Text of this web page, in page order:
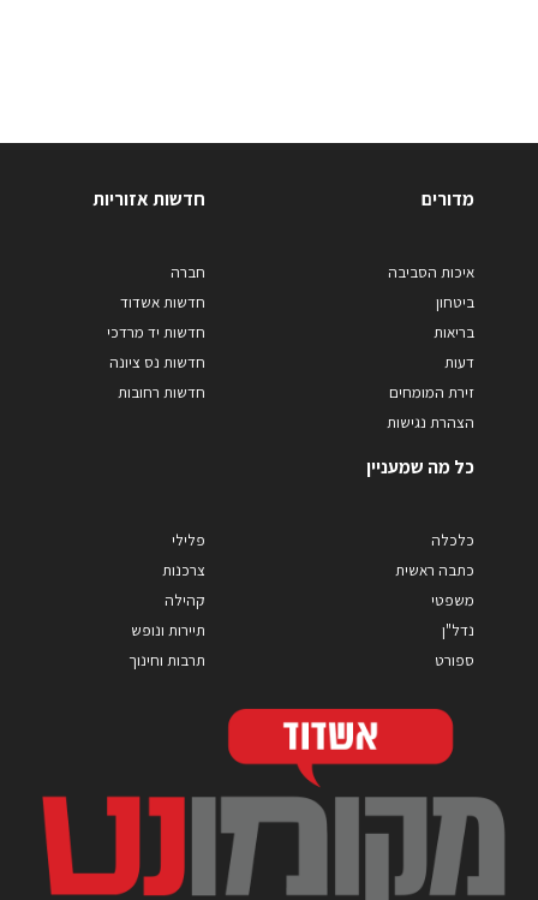
מדורים
איכות הסביבה
ביטחון
בריאות
דעות
זירת המומחים
הצהרת נגישות
חדשות אזוריות
חברה
חדשות אשדוד
חדשות יד מרדכי
חדשות נס ציונה
חדשות רחובות
כל מה שמעניין
כלכלה
כתבה ראשית
משפטי
נדל"ן
ספורט
פלילי
צרכנות
קהילה
תיירות ונופש
תרבות וחינוך